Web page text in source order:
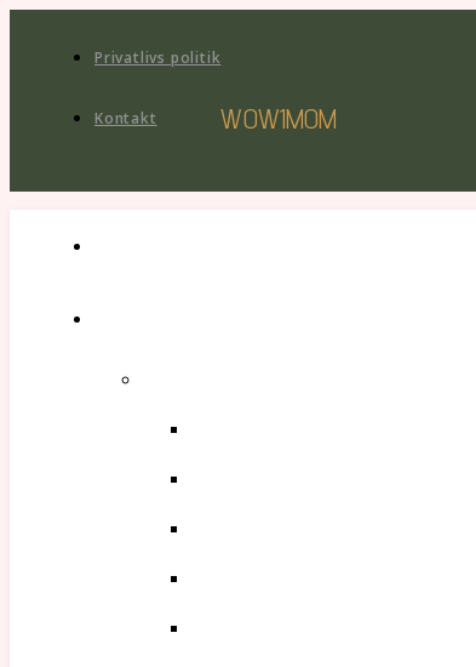
Privatlivs politik
Kontakt WOW1MOM